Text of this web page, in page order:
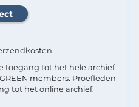
toegang tot het hele archief
members. Proefleden
tot het online archief.